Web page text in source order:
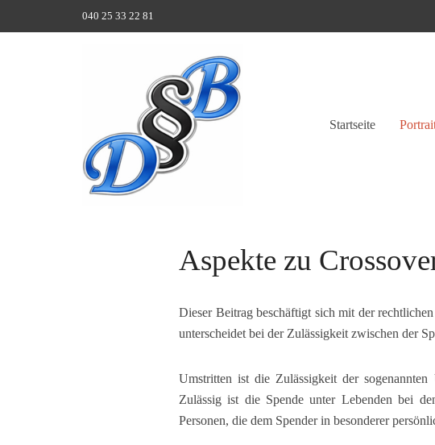
040 25 33 22 81
Startseite
Aspekte zu
Dieser Beitrag beschäftigt sich mit der
unterscheidet bei der Zulässigkeit zwischen der
Umstritten ist die Zulässigkeit der sogenannten
Zulässig ist die Spende unter Lebenden bei
Personen, die dem Spender in besonderer